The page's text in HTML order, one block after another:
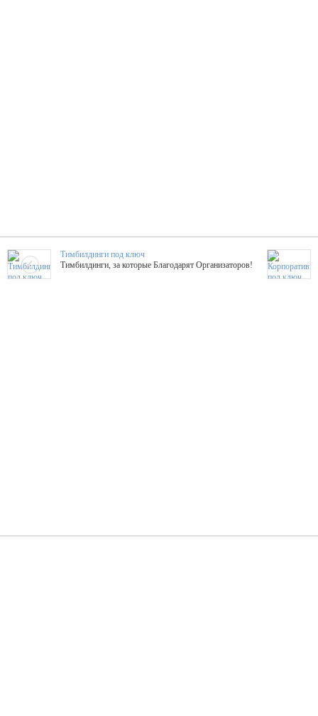
Тимбилдинги под ключ
Тимбилдинги, за которые Благодарят Организаторов!